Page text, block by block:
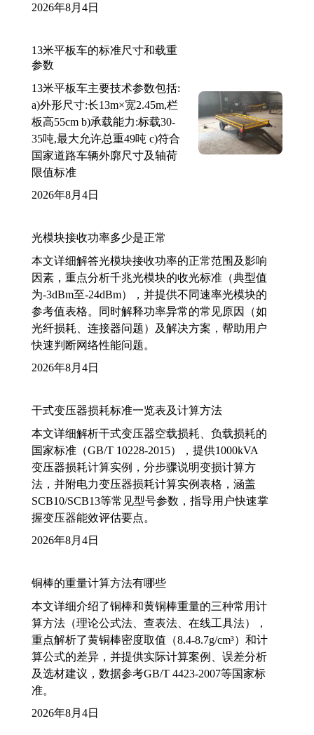
2026年8月4日
13米平板车的标准尺寸和载重
参数
13米平板车主要技术参数包括:
a)外形尺寸:长13m×宽2.45m,栏
板高55cm b)承载能力:标载30-
35吨,最大允许总重49吨 c)符合
国家道路车辆外廓尺寸及轴荷
限值标准
2026年8月4日
光模块接收功率多少是正常
本文详细解答光模块接收功率的正常范围及影响
因素，重点分析千兆光模块的收光标准（典型值
为-3dBm至-24dBm），并提供不同速率光模块的
参考值表格。同时解释功率异常的常见原因（如
光纤损耗、连接器问题）及解决方案，帮助用户
快速判断网络性能问题。
2026年8月4日
干式变压器损耗标准一览表及计算方法
本文详细解析干式变压器空载损耗、负载损耗的
国家标准（GB/T 10228-2015），提供1000kVA
变压器损耗计算实例，分步骤说明变损计算方
法，并附电力变压器损耗计算实例表格，涵盖
SCB10/SCB13等常见型号参数，指导用户快速掌
握变压器能效评估要点。
2026年8月4日
铜棒的重量计算方法有哪些
本文详细介绍了铜棒和黄铜棒重量的三种常用计
算方法（理论公式法、查表法、在线工具法），
重点解析了黄铜棒密度取值（8.4-8.7g/cm³）和计
算公式的差异，并提供实际计算案例、误差分析
及选材建议，数据参考GB/T 4423-2007等国家标
准。
2026年8月4日